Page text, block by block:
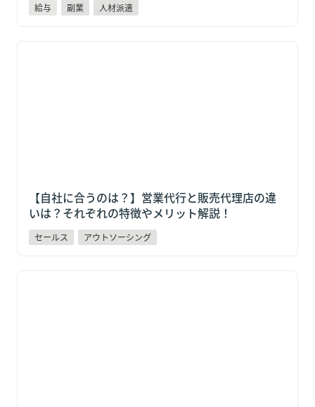
給与 副業 人材派遣
【自社に合うのは？】営業代行と販売代理店の違い
【自社に合うのは？】営業代行と販売代理店の違
いは？それぞれの特徴やメリット解説！
セールス アウトソーシング
ポイントは対費用効果！自社に合うインサイドセール